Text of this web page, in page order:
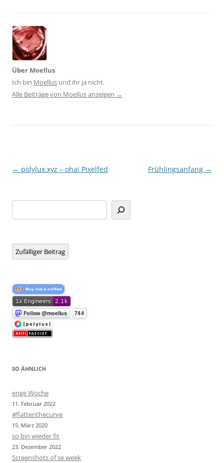
Über Moellus
Ich bin Moellus und ihr ja nicht.
Alle Beiträge von Moellus anzeigen →
Beitragsnavigation
← polylux.xyz – ohai Pixelfed Frühlingsanfang →
Zufälliger Beitrag
SO ÄHNLICH
enge Woche
11. Februar 2022
#flattenthecurve
15. März 2020
so bin wieder fit
23. Dezember 2022
Screenshots of se week